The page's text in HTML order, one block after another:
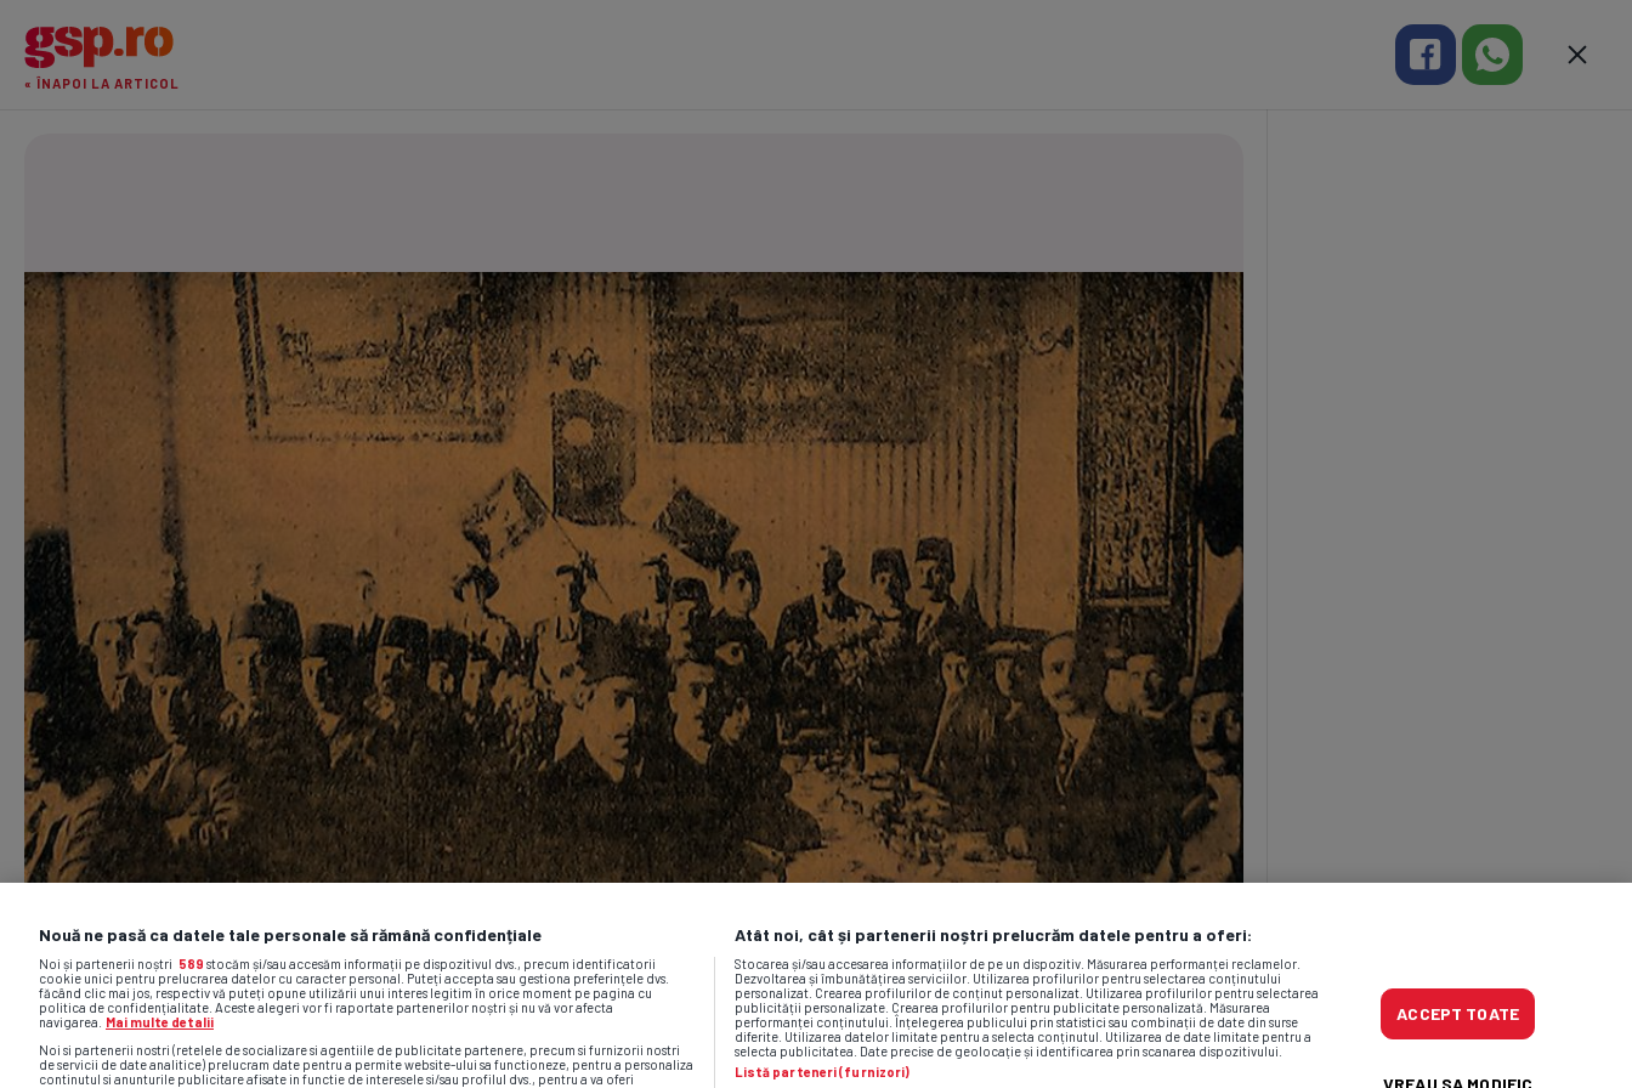
« ÎNAPOI LA ARTICOL
Nouă ne pasă ca datele tale personale să rămână confidențiale
Noi și partenerii noștri 589 stocăm și/sau accesăm informații pe dispozitivul dvs., precum identificatorii
cookie unici pentru prelucrarea datelor cu caracter personal. Puteți accepta sau gestiona preferințele dvs.
făcând clic mai jos, respectiv vă puteți opune utilizării unui interes legitim în orice moment pe pagina cu
politica de confidențialitate. Aceste alegeri vor fi raportate partenerilor noștri și nu vă vor afecta
navigarea.
Mai multe detalii
Noi si partenerii nostri (retelele de socializare si agentiile de publicitate partenere, precum si furnizorii nostri
de servicii de date analitice) prelucram date pentru a permite website-ului sa functioneze, pentru a personaliza
continutul si anunturile publicitare afisate in functie de interesele si/sau profilul dvs., pentru a va oferi
Atât noi, cât și partenerii noștri prelucrăm datele pentru a oferi:
Stocarea și/sau accesarea informațiilor de pe un dispozitiv. Măsurarea performanței reclamelor.
Dezvoltarea și îmbunătățirea serviciilor. Utilizarea profilurilor pentru selectarea conținutului
personalizat. Crearea profilurilor de conținut personalizat. Utilizarea profilurilor pentru selectarea
publicității personalizate. Crearea profilurilor pentru publicitate personalizată. Măsurarea
performanței conținutului. Înțelegerea publicului prin statistici sau combinații de date din surse
diferite. Utilizarea datelor limitate pentru a selecta conținutul. Utilizarea de date limitate pentru a
selecta publicitatea. Date precise de geolocație și identificarea prin scanarea dispozitivului.
Listă parteneri (furnizori)
ACCEPT TOATE
VREAU SA MODIFIC